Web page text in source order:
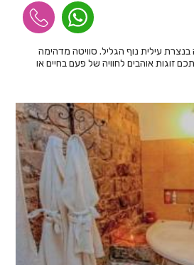
עילית נוף הגליל. סוויטה מדהימה
זוגות אוהבים לחוויה של פעם בחיים או